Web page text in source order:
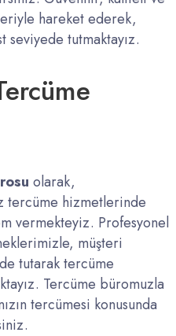
hareket ederek,
seviyede tutmaktayız.
olarak,
tercüme hizmetlerinde
vermekteyiz. Profesyonel
müşteri
tutarak tercüme
Tercüme büromuzla
tercümesi konusunda